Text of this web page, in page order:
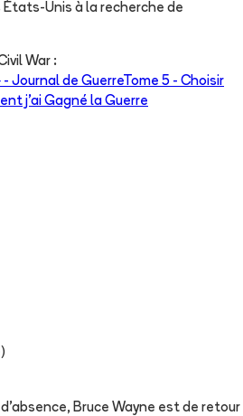
Unis à la recherche de
War :
- Journal de GuerreTome 5 - Choisir
j'ai Gagné la Guerre
Bruce Wayne est de retour